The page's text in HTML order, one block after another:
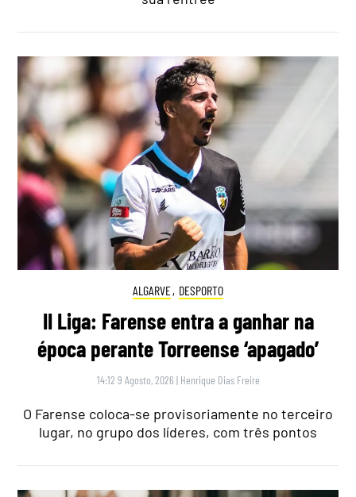
ALGARVE, DESPORTO
II Liga: Farense entra a ganhar na
época perante Torreense ‘apagado’
14:12 9 Agosto, 2026 | Henrique Dias Freire
O Farense coloca-se provisoriamente no terceiro
lugar, no grupo dos líderes, com três pontos